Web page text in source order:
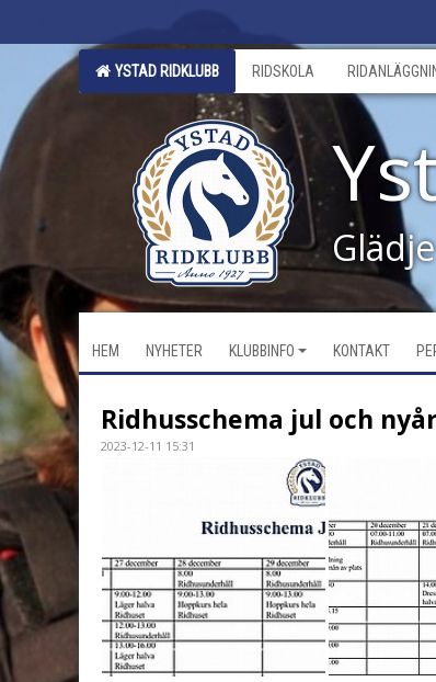
YSTAD RIDKLUBB RIDSKOLA
HEM NYHETER KLUBBINFO KONTAKT
Ridhusschema jul och
2023-12-11 15:31